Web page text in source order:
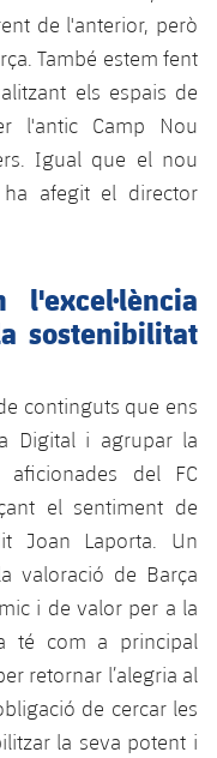
de l'anterior, però
També estem fent
els espais de
l'antic Camp Nou
Igual que el nou
ha afegit el director
l'excel·lència
sostenibilitat
continguts que ens
Digital i agrupar la
aficionades del FC
el sentiment de
Joan Laporta. Un
valoració de Barça
i de valor per a la
té com a principal
retornar l’alegria al
de cercar les
la seva potent i